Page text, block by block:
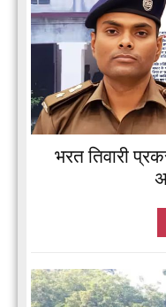
भरत तिवारी